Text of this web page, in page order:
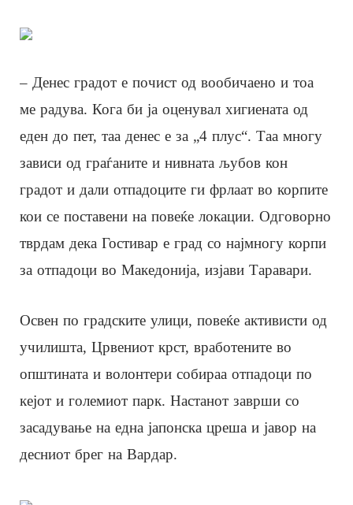
– Денес градот е почист од вообичаено и тоа
ме радува. Кога би ја оценувал хигиената од
еден до пет, таа денес е за „4 плус“. Таа многу
зависи од граѓаните и нивната љубов кон
градот и дали отпадоците ги фрлаат во корпите
кои се поставени на повеќе локации. Одговорно
тврдам дека Гостивар е град со најмногу корпи
за отпадоци во Македонија, изјави Таравари.
Освен по градските улици, повеќе активисти од
училишта, Црвениот крст, вработените во
општината и волонтери собираа отпадоци по
кејот и големиот парк. Настанот заврши со
засадување на една јапонска цреша и јавор на
десниот брег на Вардар.